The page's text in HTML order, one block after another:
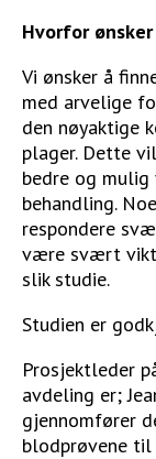
Hvorfor
Vi ønsker å
med arvelige
den nøyaktige
plager. Dette
bedre og
behandling.
respondere
være svært
slik studie.
Studien er
Prosjektleder
avdeling er;
gjennomfører
blodprøvene til